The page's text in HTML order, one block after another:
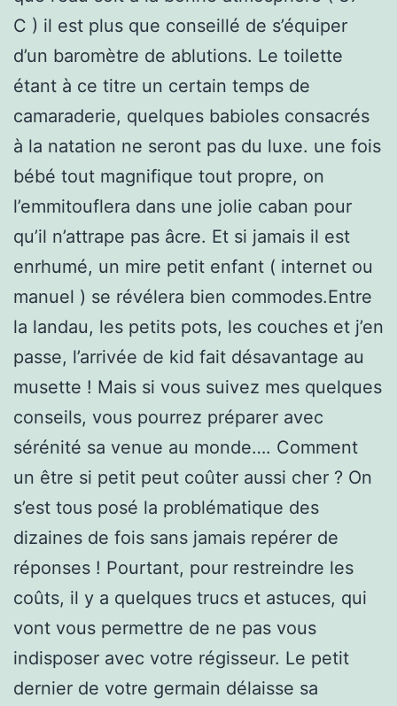
C ) il est plus que conseillé de s’équiper
d’un baromètre de ablutions. Le toilette
étant à ce titre un certain temps de
camaraderie, quelques babioles consacrés
à la natation ne seront pas du luxe. une fois
bébé tout magnifique tout propre, on
l’emmitouflera dans une jolie caban pour
qu’il n’attrape pas âcre. Et si jamais il est
enrhumé, un mire petit enfant ( internet ou
manuel ) se révélera bien commodes.Entre
la landau, les petits pots, les couches et j’en
passe, l’arrivée de kid fait désavantage au
musette ! Mais si vous suivez mes quelques
conseils, vous pourrez préparer avec
sérénité sa venue au monde…. Comment
un être si petit peut coûter aussi cher ? On
s’est tous posé la problématique des
dizaines de fois sans jamais repérer de
réponses ! Pourtant, pour restreindre les
coûts, il y a quelques trucs et astuces, qui
vont vous permettre de ne pas vous
indisposer avec votre régisseur. Le petit
dernier de votre germain délaisse sa